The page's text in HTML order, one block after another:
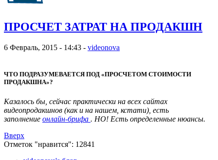
ПРОСЧЕТ ЗАТРАТ НА ПРОДАКШН
6 Февраль, 2015 - 14:43 - videonova
ЧТО ПОДРАЗУМЕВАЕТСЯ ПОД «ПРОСЧЕТОМ СТОИМОСТИ
ПРОДАКШНА»?
Казалось бы, сейчас практически на всех сайтах
видеопродакшнов (как и на нашем, кстати), есть
заполнение онлайн-брифа . НО! Есть определенные нюансы.
Вверх
Отметок "нравится": 12841